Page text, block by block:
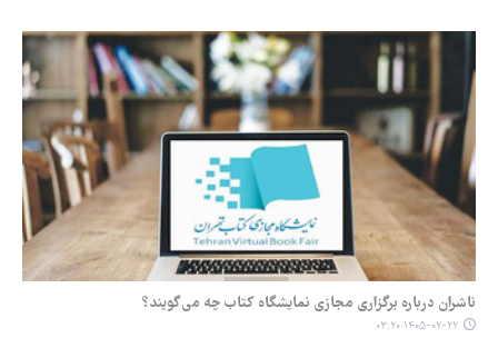
ناشران درباره برگزاری مجازی نمایشگاه کتاب چه می‌گویند؟
۱۴۰۵-۰۲-۲۲ ۰۳:۲۰